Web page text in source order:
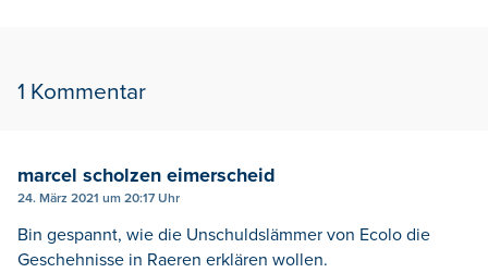
1 Kommentar
marcel scholzen eimerscheid
24. März 2021 um 20:17 Uhr
Bin gespannt, wie die Unschuldslämmer von Ecolo die
Geschehnisse in Raeren erklären wollen.